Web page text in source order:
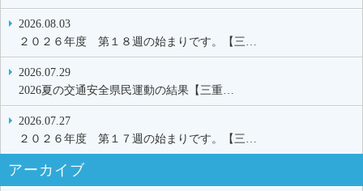
2026.08.03
２０２６年度 第１８週の始まりです。【三…
2026.07.29
2026夏の交通安全県民運動の結果【三重…
2026.07.27
２０２６年度 第１７週の始まりです。【三…
アーカイブ